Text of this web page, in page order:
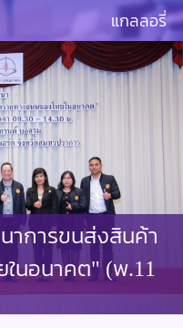
แกลลอรี่
การขนส่งสินค้า
นอนาคต" (พ.11